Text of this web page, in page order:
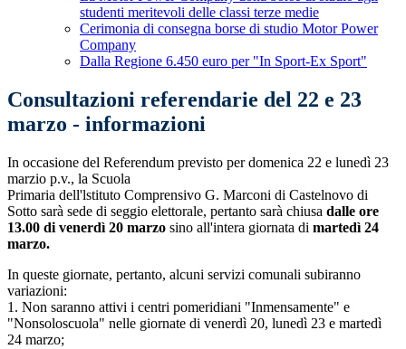
studenti meritevoli delle classi terze medie
Cerimonia di consegna borse di studio Motor Power
Company
Dalla Regione 6.450 euro per "In Sport-Ex Sport"
Consultazioni referendarie del 22 e 23
marzo - informazioni
In occasione del Referendum previsto per domenica 22 e lunedì 23
marzio p.v., la Scuola
Primaria dell'lstituto Comprensivo G. Marconi di Castelnovo di
Sotto sarà sede di seggio elettorale, pertanto sarà chiusa dalle ore
13.00 di venerdì 20 marzo sino all'intera giornata di martedì 24
marzo.
In queste giornate, pertanto, alcuni servizi comunali subiranno
variazioni:
1. Non saranno attivi i centri pomeridiani "Inmensamente" e
"Nonsoloscuola" nelle giornate di venerdì 20, lunedì 23 e martedì
24 marzo;